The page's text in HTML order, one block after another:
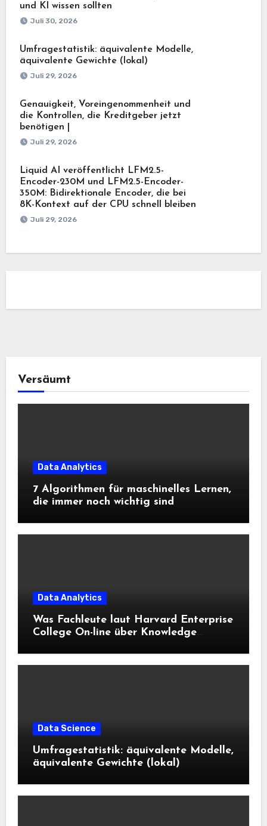
und KI wissen sollten
Juli 30, 2026
Umfragestatistik: äquivalente Modelle,
äquivalente Gewichte (lokal)
Juli 29, 2026
Genauigkeit, Voreingenommenheit und
die Kontrollen, die Kreditgeber jetzt
benötigen |
Juli 29, 2026
Liquid AI veröffentlicht LFM2.5-
Encoder-230M und LFM2.5-Encoder-
350M: Bidirektionale Encoder, die bei
8K-Kontext auf der CPU schnell bleiben
Juli 29, 2026
Versäumt
Data Analytics
7 Algorithmen für maschinelles Lernen,
die immer noch wichtig sind
Data Analytics
Was Fachleute laut Harvard Enterprise
College On-line über Knowledge
Data Science
Umfragestatistik: äquivalente Modelle,
äquivalente Gewichte (lokal)